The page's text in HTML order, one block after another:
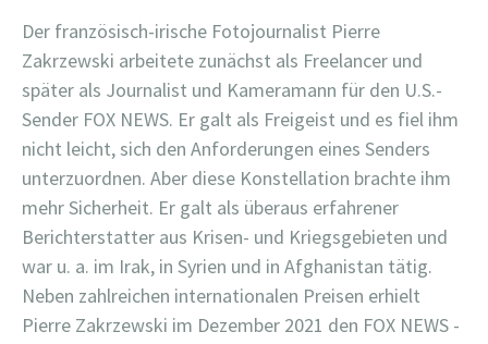
Der französisch-irische Fotojournalist Pierre
Zakrzewski arbeitete zunächst als Freelancer und
später als Journalist und Kameramann für den U.S.-
Sender FOX NEWS. Er galt als Freigeist und es fiel ihm
nicht leicht, sich den Anforderungen eines Senders
unterzuordnen. Aber diese Konstellation brachte ihm
mehr Sicherheit. Er galt als überaus erfahrener
Berichterstatter aus Krisen- und Kriegsgebieten und
war u. a. im Irak, in Syrien und in Afghanistan tätig.
Neben zahlreichen internationalen Preisen erhielt
Pierre Zakrzewski im Dezember 2021 den FOX NEWS -